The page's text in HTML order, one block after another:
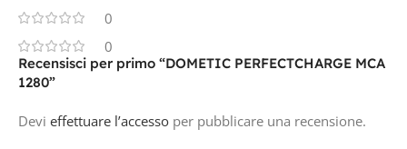
0
0
Recensisci per primo “DOMETIC PERFECTCHARGE MCA
1280”
Devi effettuare l’accesso per pubblicare una recensione.